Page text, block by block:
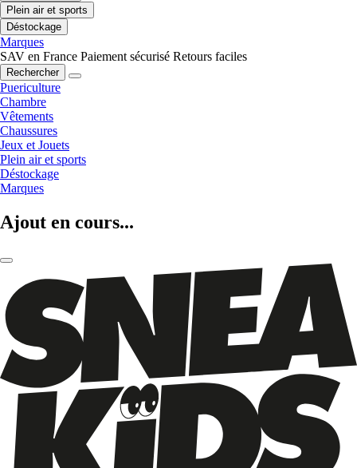
Plein air et sports
Déstockage
Marques
SAV en France Paiement sécurisé Retours faciles
Rechercher
Puericulture
Chambre
Vêtements
Chaussures
Jeux et Jouets
Plein air et sports
Déstockage
Marques
Ajout en cours...